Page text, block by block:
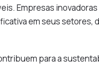
Empresas
em seus setores,
para a